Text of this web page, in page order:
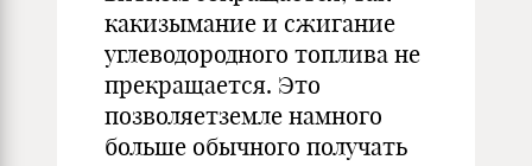
какизымание и сжигание
углеводородного топлива не
прекращается. Это
позволяетземле намного
больше обычного получать